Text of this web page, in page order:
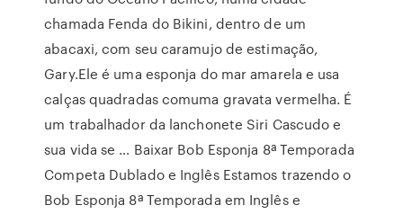
chamada Fenda do Bikini, dentro de um
abacaxi, com seu caramujo de estimação,
Gary.Ele é uma esponja do mar amarela e usa
calças quadradas comuma gravata vermelha. É
um trabalhador da lanchonete Siri Cascudo e
sua vida se … Baixar Bob Esponja 8ª Temporada
Competa Dublado e Inglês Estamos trazendo o
Bob Esponja 8ª Temporada em Inglês e